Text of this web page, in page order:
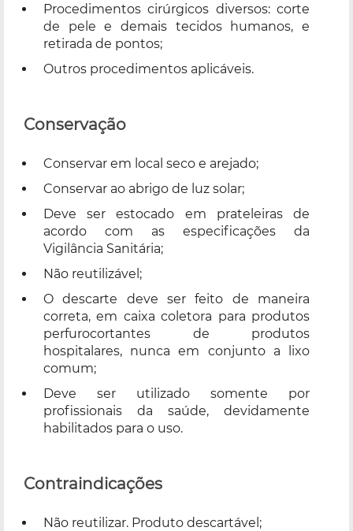
Procedimentos cirúrgicos diversos: corte
de pele e demais tecidos humanos, e
retirada de pontos;
Outros procedimentos aplicáveis.
Conservação
Conservar em local seco e arejado;
Conservar ao abrigo de luz solar;
Deve ser estocado em prateleiras de
acordo com as especificações da
Vigilância Sanitária;
Não reutilizável;
O descarte deve ser feito de maneira
correta, em caixa coletora para produtos
perfurocortantes de produtos
hospitalares, nunca em conjunto a lixo
comum;
Deve ser utilizado somente por
profissionais da saúde, devidamente
habilitados para o uso.
Contraindicações
Não reutilizar. Produto descartável;